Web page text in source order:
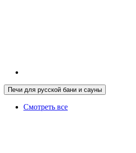
Печи для русской бани и сауны
Смотреть все